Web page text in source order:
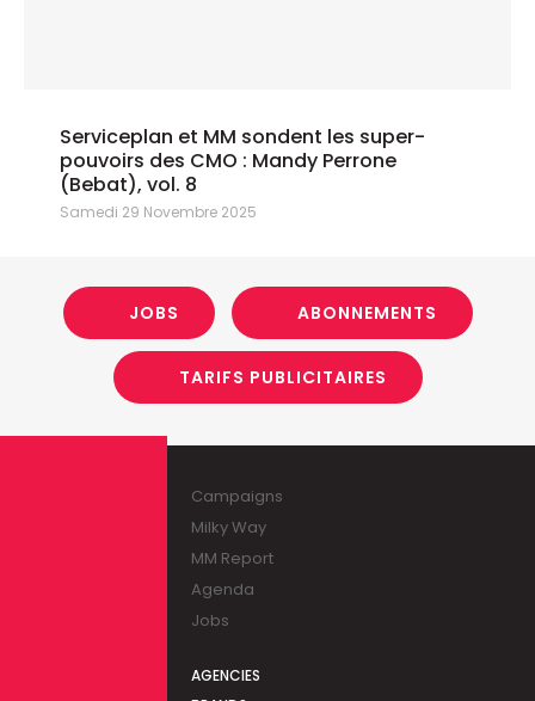
Serviceplan et MM sondent les super-
pouvoirs des CMO : Mandy Perrone
(Bebat), vol. 8
Samedi 29 Novembre 2025
JOBS ABONNEMENTS
TARIFS PUBLICITAIRES
Campaigns
Milky Way
MM Report
Agenda
Jobs
AGENCIES